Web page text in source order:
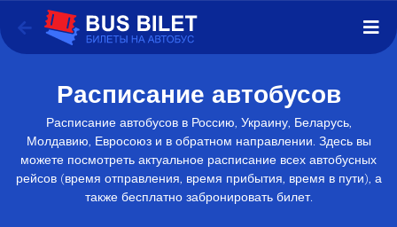
Расписание автобусов
Расписание автобусов в Россию, Украину, Беларусь,
Молдавию, Евросоюз и в обратном направлении. Здесь вы
можете посмотреть актуальное расписание всех автобусных
рейсов (время отправления, время прибытия, время в пути), а
также бесплатно забронировать билет.